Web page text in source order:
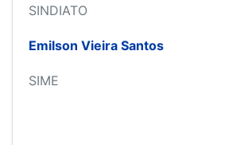
SINDIATO
Emilson Vieira Santos
SIME